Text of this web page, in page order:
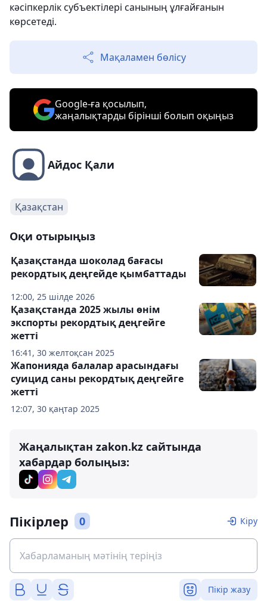
кәсіпкерлік субъектілері санының ұлғайғанын
көрсетеді.
Мақаламен бөлісу
Google-ға қосылып,
жаңалықтарды бірінші болып оқыңыз
Айдос Қали
Қазақстан
Оқи отырыңыз
12:00, 25 шілде 2026
Қазақстанда шоколад бағасы
рекордтық деңгейде қымбаттады
16:41, 30 желтоқсан 2025
Қазақстанда 2025 жылы өнім
экспорты рекордтық деңгейге
жетті
12:07, 30 қаңтар 2025
Жапонияда балалар арасындағы
суицид саны рекордтық деңгейге
жетті
Жаңалықтан zakon.kz сайтында
хабардар болыңыз:
Пікірлер 0 Кіру
Пікір жазу